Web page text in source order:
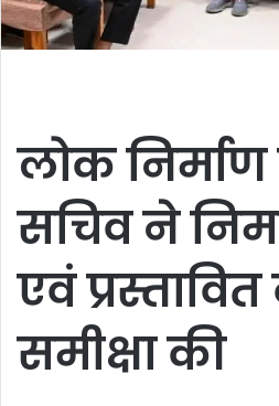
लोक
सचिव ने
एवं प्रस्तावित
समीक्षा की